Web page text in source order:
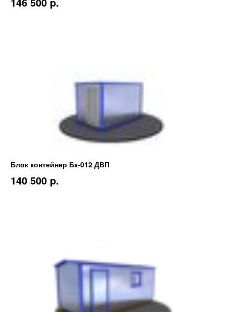
Блок контейнер Бк-012 ДВП
140 500 p.